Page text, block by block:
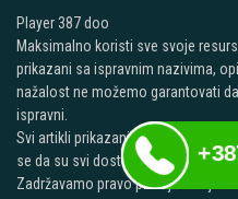
Player 387 doo
Maksimalno koristi sve svoje
prikazani sa ispravnim nazivima,
nažalost ne možemo garantovati
ispravni.
Svi artikli prikazani na ovom sajtu
se da su svi dostupni u svakom
Zadržavamo pravo promjene